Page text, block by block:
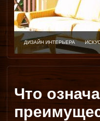
ДИЗАЙН ИНТЕРЬЕРА
Что